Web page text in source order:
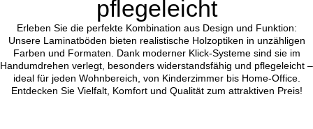
pflegeleicht
Erleben Sie die perfekte Kombination aus Design und Funktion:
Unsere Laminatböden bieten realistische Holzoptiken in unzähligen
Farben und Formaten. Dank moderner Klick-Systeme sind sie im
Handumdrehen verlegt, besonders widerstandsfähig und pflegeleicht –
ideal für jeden Wohnbereich, von Kinderzimmer bis Home-Office.
Entdecken Sie Vielfalt, Komfort und Qualität zum attraktiven Preis!